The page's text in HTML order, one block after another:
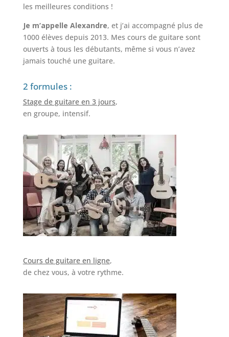
les meilleures conditions !
Je m’appelle Alexandre, et j’ai accompagné plus de
1000 élèves depuis 2013. Mes cours de guitare sont
ouverts à tous les débutants, même si vous n’avez
jamais touché une guitare.
2 formules :
Stage de guitare en 3 jours,
en groupe, intensif.
Cours de guitare en ligne,
de chez vous, à votre rythme.